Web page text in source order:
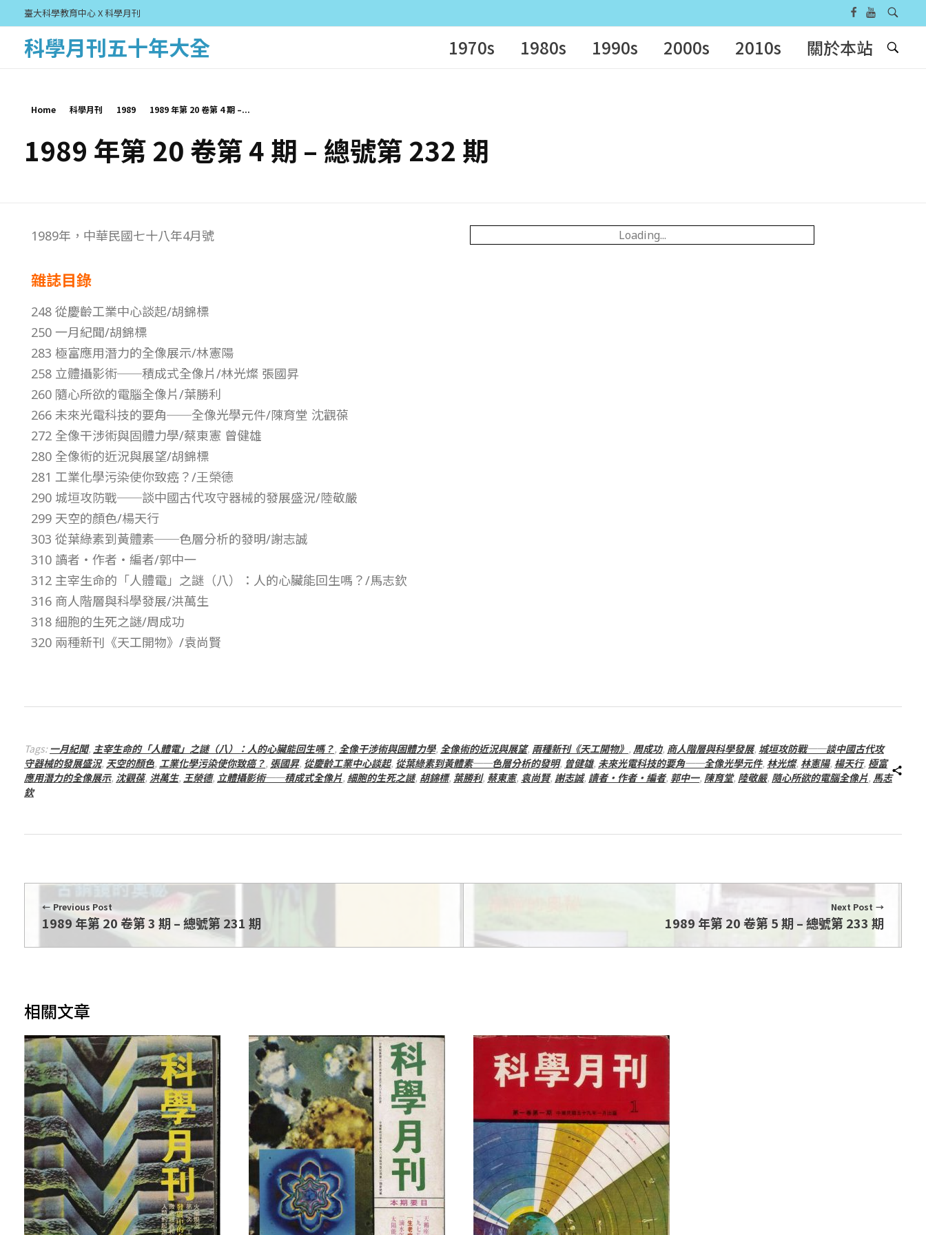
臺大科學教育中心 X 科學月刊
科學月刊五十年大全 1970s 1980s 1990s 2000s 2010s 關於本站
Home 科學月刊 1989 1989 年第 20 卷第 4 期 –...
1989 年第 20 卷第 4 期 – 總號第 232 期
1
8
9
年
第
2
0
卷
第
4
期
總
號
第
2
期
1989年，中華民國七十八年4月號
雜誌目錄
248 從慶齡工業中心談起/胡錦標
250 一月紀聞/胡錦標
283 極富應用潛力的全像展示/林憲陽
258 立體攝影術──積成式全像片/林光燦 張國昇
260 隨心所欲的電腦全像片/葉勝利
266 未來光電科技的要角──全像光學元件/陳育堂 沈觀葆
272 全像干涉術與固體力學/蔡東憲 曾健雄
280 全像術的近況與展望/胡錦標
281 工業化學污染使你致癌？/王榮德
290 城垣攻防戰──談中國古代攻守器械的發展盛況/陸敬嚴
299 天空的顏色/楊天行
303 從葉綠素到黃體素──色層分析的發明/謝志誠
310 讀者‧作者‧編者/郭中一
312 主宰生命的「人體電」之謎（八）：人的心臟能回生嗎？/馬志欽
316 商人階層與科學發展/洪萬生
318 細胞的生死之謎/周成功
320 兩種新刊《天工開物》/袁尚賢
Loading...
Tags:一月紀聞, 主宰生命的「人體電」之謎（八）：人的心臟能回生嗎？, 全像干涉術與固體力學, 全像術的近況與展望, 兩種新刊《天工開物》 , 周成功, 商人階層與科學發展, 城垣攻防戰──談中國古代攻
守器械的發展盛況, 天空的顏色, 工業化學污染使你致癌？, 張國昇, 從慶齡工業中心談起, 從葉綠素到黃體素──色層分析的發明, 曾健雄, 未來光電科技的要角──全像光學元件, 林光燦, 林憲陽, 楊天行, 極富
應用潛力的全像展示, 沈觀葆, 洪萬生, 王榮德, 立體攝影術──積成式全像片, 細胞的生死之謎, 胡錦標, 葉勝利, 蔡東憲, 袁尚賢, 謝志誠, 讀者‧作者‧編者, 郭中一, 陳育堂, 陸敬嚴, 隨心所欲的電腦全像片, 馬志
欽
Previous Post
1989 年第 20 卷第 3 期 – 總號第 231 期
Next Post
1989 年第 20 卷第 5 期 – 總號第 233 期
相關文章